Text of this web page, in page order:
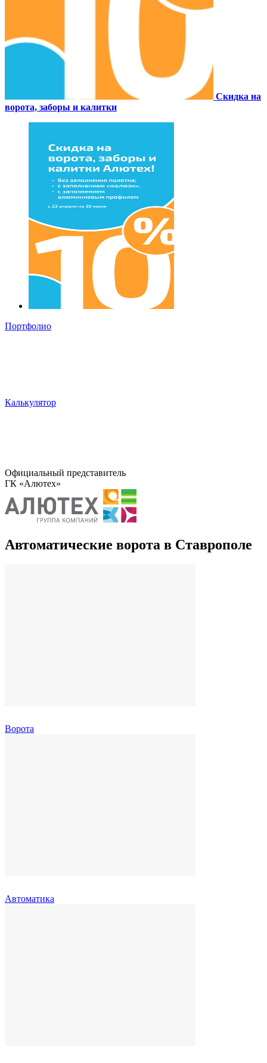
Скидка на
ворота, заборы и калитки
Портфолио
Калькулятор
Официальный представитель
ГК «Алютех»
Автоматические ворота в Ставрополе
Ворота
Автоматика